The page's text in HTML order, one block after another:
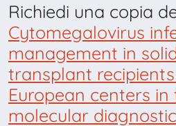
Richiedi una copia
Cytomegalovirus
management in
transplant
European centers
molecular